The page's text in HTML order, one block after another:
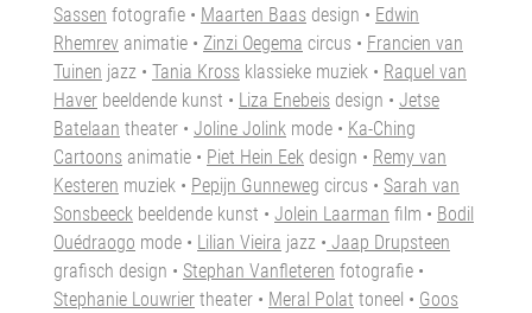
Sassen fotografie • Maarten Baas design • Edwin
Rhemrev animatie • Zinzi Oegema circus • Francien van
Tuinen jazz • Tania Kross klassieke muziek • Raquel van
Haver beeldende kunst • Liza Enebeis design • Jetse
Batelaan theater • Joline Jolink mode • Ka-Ching
Cartoons animatie • Piet Hein Eek design • Remy van
Kesteren muziek • Pepijn Gunneweg circus • Sarah van
Sonsbeeck beeldende kunst • Jolein Laarman film • Bodil
Ouédraogo mode • Lilian Vieira jazz • Jaap Drupsteen
grafisch design • Stephan Vanfleteren fotografie •
Stephanie Louwriertheater • Meral Polat toneel • Goos